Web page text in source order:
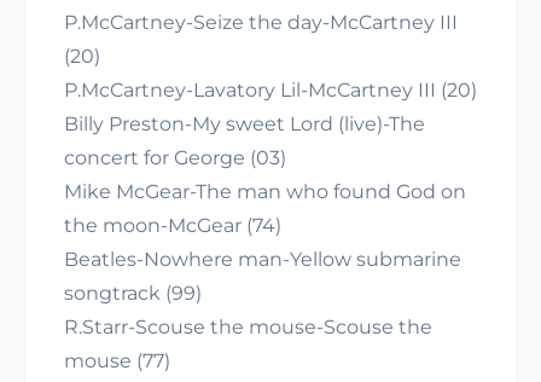
P.McCartney-Seize the day-McCartney III
(20)
P.McCartney-Lavatory Lil-McCartney III (20)
Billy Preston-My sweet Lord (live)-The
concert for George (03)
Mike McGear-The man who found God on
the moon-McGear (74)
Beatles-Nowhere man-Yellow submarine
songtrack (99)
R.Starr-Scouse the mouse-Scouse the
mouse (77)